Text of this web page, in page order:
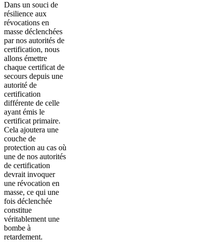
Dans un souci de
résilience aux
révocations en
masse déclenchées
par nos autorités de
certification, nous
allons émettre
chaque certificat de
secours depuis une
autorité de
certification
différente de celle
ayant émis le
certificat primaire.
Cela ajoutera une
couche de
protection au cas où
une de nos autorités
de certification
devrait invoquer
une révocation en
masse, ce qui une
fois déclenchée
constitue
véritablement une
bombe à
retardement.